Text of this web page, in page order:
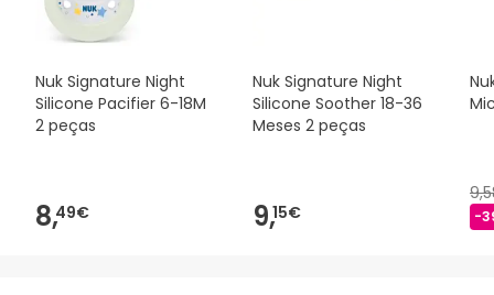
Nuk Signature Night
Silicone Pacifier 6-18M
2 peças
8,49€
Nuk Signature Night
Silicone Soother 18-36
Meses 2 peças
9,15€ -